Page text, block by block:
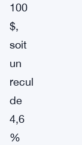
100
$,
soit
un
recul
de
4,6
%